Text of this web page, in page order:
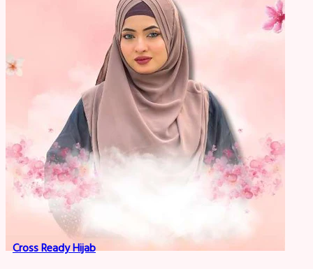
Cross Ready Hijab